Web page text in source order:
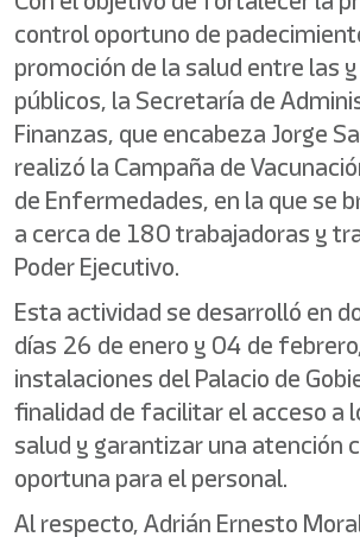
contenido.
control oportuno de
promoción de la salud entre las
públicos, la Secretaría de
Finanzas, que encabeza Jorge
realizó la Campaña de
de Enfermedades, en la que se
a cerca de 180 trabajadoras y
Poder Ejecutivo.
Esta actividad se desarrolló en
días 26 de enero y 04 de
instalaciones del Palacio de
finalidad de facilitar el acceso a
salud y garantizar una atención
oportuna para el personal.
Al respecto, Adrián Ernesto